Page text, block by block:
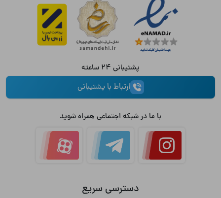
دسترسی سریع
با ما در شبکه اجتماعی همراه شوید
پشتیبانی 24 ساعته
ارتباط با پشتیبانی